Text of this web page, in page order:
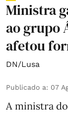
Ministra
ao grupo
afetou
DN/Lusa
Publicado a: 07
A ministra